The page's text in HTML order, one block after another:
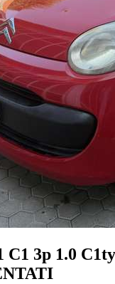
C1 3p 1.0